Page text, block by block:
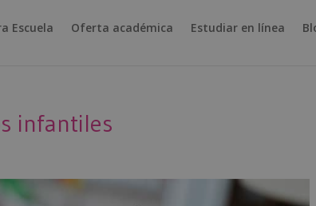
Escuela Oferta académica Estudiar en línea
infantiles